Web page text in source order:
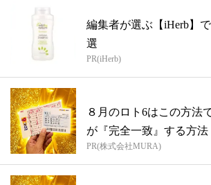
編集者が選ぶ【iHerb】
選
PR(iHerb)
８月のロト6はこの方法
が『完全一致』する方法
PR(株式会社MURA)